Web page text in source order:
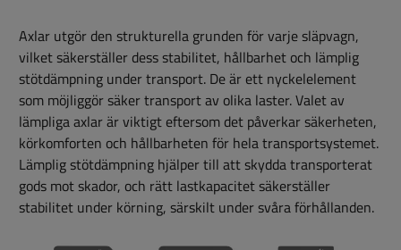
Axlar utgör den strukturella grunden för varje släpvagn,
vilket säkerställer dess stabilitet, hållbarhet och lämplig
stötdämpning under transport. De är ett nyckelelement
som möjliggör säker transport av olika laster. Valet av
lämpliga axlar är viktigt eftersom det påverkar säkerheten,
körkomforten och hållbarheten för hela transportsystemet.
Lämplig stötdämpning hjälper till att skydda transporterat
gods mot skador, och rätt lastkapacitet säkerställer
stabilitet under körning, särskilt under svåra förhållanden.